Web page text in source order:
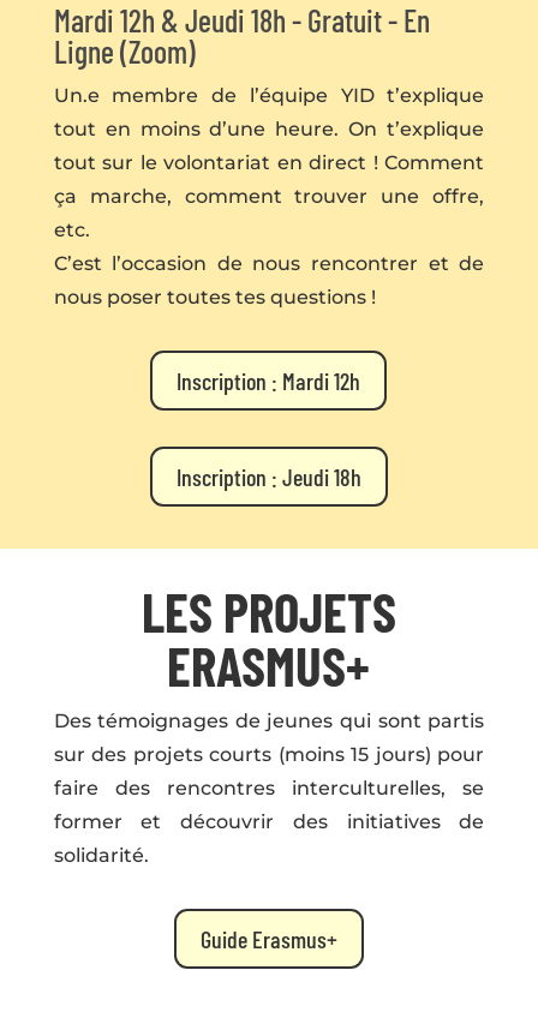
Mardi 12h & Jeudi 18h - Gratuit - En
Ligne (Zoom)
Un.e membre de l’équipe YID t’explique
tout en moins d’une heure. On t’explique
tout sur le volontariat en direct ! Comment
ça marche, comment trouver une offre,
etc.
C’est l’occasion de nous rencontrer et de
nous poser toutes tes questions !
Inscription : Mardi 12h
Inscription : Jeudi 18h
LES PROJETS
ERASMUS+
Des témoignages de jeunes qui sont partis
sur des projets courts (moins 15 jours) pour
faire des rencontres interculturelles, se
former et découvrir des initiatives de
solidarité.
Guide Erasmus+